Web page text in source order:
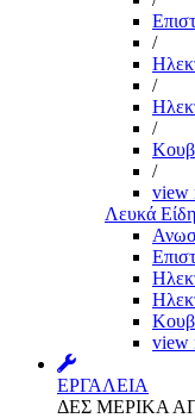
/
/
/
/
view
Λευκά Είδη
view
ΕΡΓΑΛΕΙΑ
ΔΕΣ ΜΕΡΙΚΑ